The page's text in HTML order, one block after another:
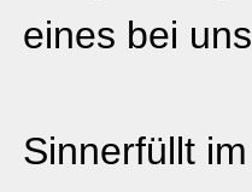
eines bei
Sinnerfüllt